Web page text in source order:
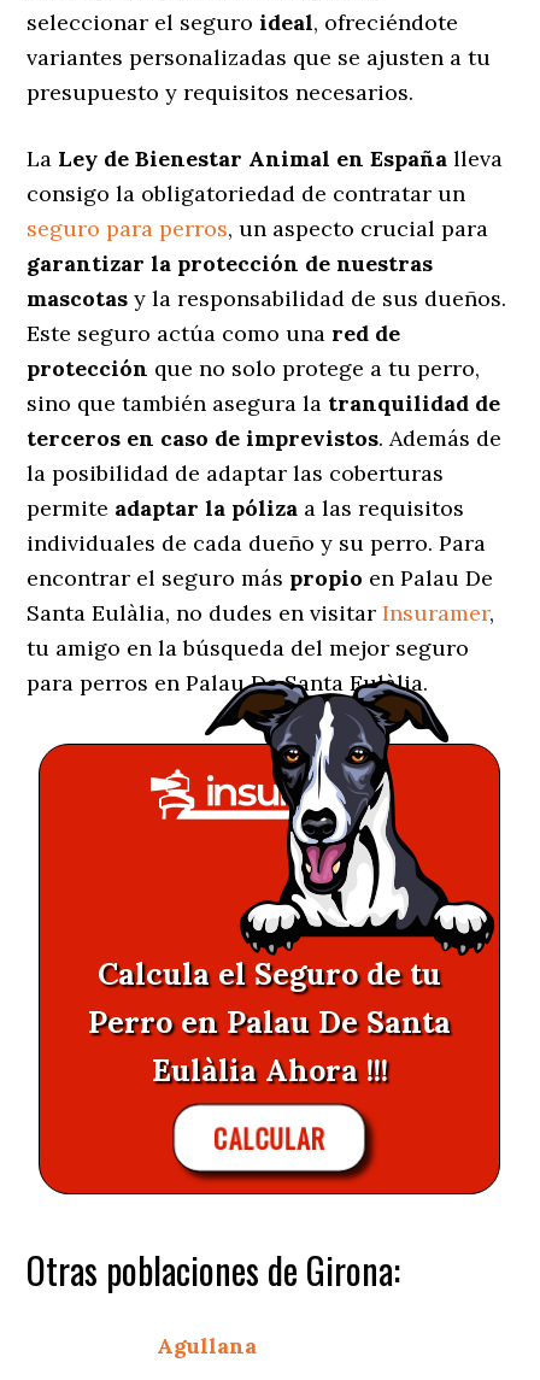
seleccionar el seguroideal, ofreciéndote
variantes personalizadas que se ajusten a tu
presupuesto y requisitos necesarios.
La Ley de Bienestar Animal en España lleva
consigo la obligatoriedad de contratar un
seguro para perros, un aspecto crucial para
garantizar la protección de nuestras
mascotas y la responsabilidad de sus dueños.
Este seguro actúa como una red de
protección que no solo protege a tu perro,
sino que también asegura la tranquilidad de
terceros en caso de imprevistos. Además de
la posibilidad de adaptar las coberturas
permite adaptar la póliza a las requisitos
individuales de cada dueño y su perro. Para
encontrar el seguro más propio en Palau De
Santa Eulàlia, no dudes en visitarInsuramer,
tu amigo en la búsqueda del mejor seguro
para perros en Palau De Santa Eulàlia.
Calcula el Seguro de tu
Perro en Palau De Santa
Eulàlia Ahora !!!
CALCULAR
Otras poblaciones de Girona:
Agullana